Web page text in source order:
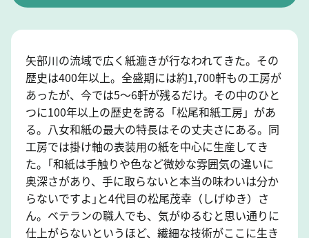
矢部川の流域で広く紙漉きが行なわれてきた。その
歴史は400年以上。全盛期には約1,700軒もの工房が
あったが、今では5～6軒が残るだけ。その中のひと
つに100年以上の歴史を誇る「松尾和紙工房」があ
る。八女和紙の最大の特長はその丈夫さにある。同
工房では掛け軸の表装用の紙を中心に生産してき
た。｢和紙は手触りや色など微妙な雰囲気の違いに
奥深さがあり、手に取らないと本当の味わいは分か
らないですよ｣と4代目の松尾茂幸（しげゆき）さ
ん。ベテランの職人でも、気がゆるむと思い通りに
仕上がらないというほど、繊細な技術がここに生き